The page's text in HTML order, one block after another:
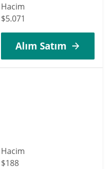
Hacim
$5.071
Alım Satım
Hacim
$188